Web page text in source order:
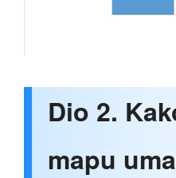
Dio 2.
mapu